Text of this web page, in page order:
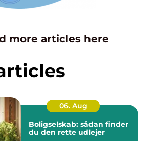
more articles here
06. Aug
Boligselskab: sådan finder
du den rette udlejer